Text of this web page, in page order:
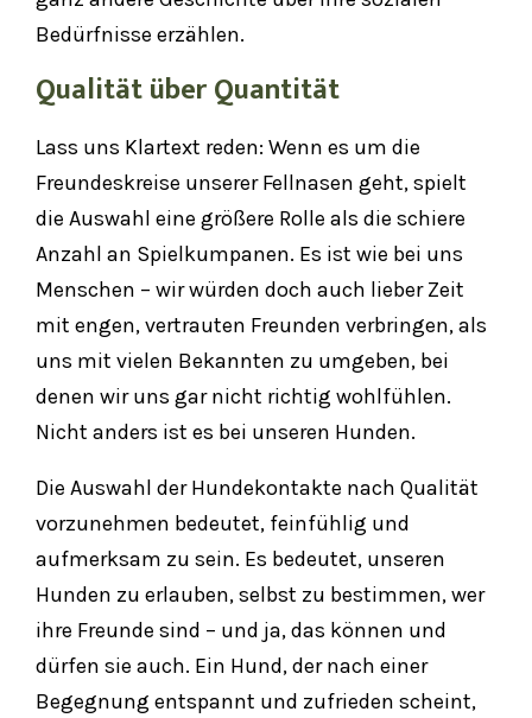
Bedürfnisse erzählen.
Qualität über Quantität
Lass uns Klartext reden: Wenn es um die
Freundeskreise unserer Fellnasen geht, spielt
die Auswahl eine größere Rolle als die schiere
Anzahl an Spielkumpanen. Es ist wie bei uns
Menschen – wir würden doch auch lieber Zeit
mit engen, vertrauten Freunden verbringen, als
uns mit vielen Bekannten zu umgeben, bei
denen wir uns gar nicht richtig wohlfühlen.
Nicht anders ist es bei unseren Hunden.
Die Auswahl der Hundekontakte nach Qualität
vorzunehmen bedeutet, feinfühlig und
aufmerksam zu sein. Es bedeutet, unseren
Hunden zu erlauben, selbst zu bestimmen, wer
ihre Freunde sind – und ja, das können und
dürfen sie auch. Ein Hund, der nach einer
Begegnung entspannt und zufrieden scheint,